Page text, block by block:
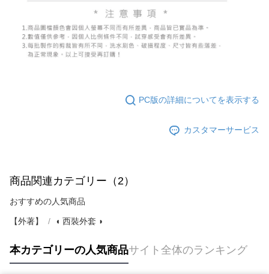
PC版の詳細についてを表示する
カスタマーサービス
商品関連カテゴリー（2）
おすすめの人気商品
【外著】 ◖ 西裝外套 ◗
本カテゴリーの人気商品サイト全体のランキング